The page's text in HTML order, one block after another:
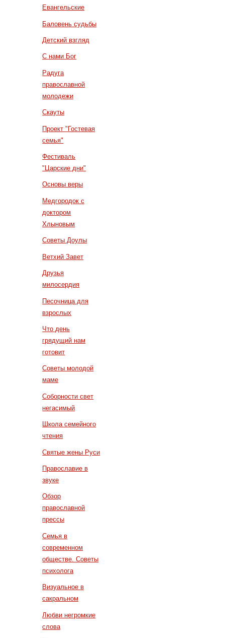
Евангельские
Баловень судьбы
Детский взгляд
С нами Бог
Радуга
православной
молодежи
Скауты
Проект "Гостевая
семья"
Фестиваль
"Царские дни"
Основы веры
Медгородок с
доктором
Хлыновым
Советы Доулы
Ветхий Завет
Друзья
милосердия
Песочница для
взрослых
Что день
грядущий нам
готовит
Советы молодой
маме
Соборности свет
негасимый
Школа семейного
чтения
Святые жены Руси
Православие в
звуке
Обзор
православной
прессы
Семья в
современном
обществе. Советы
психолога
Визуальное в
сакральном
Любви негромкие
слова